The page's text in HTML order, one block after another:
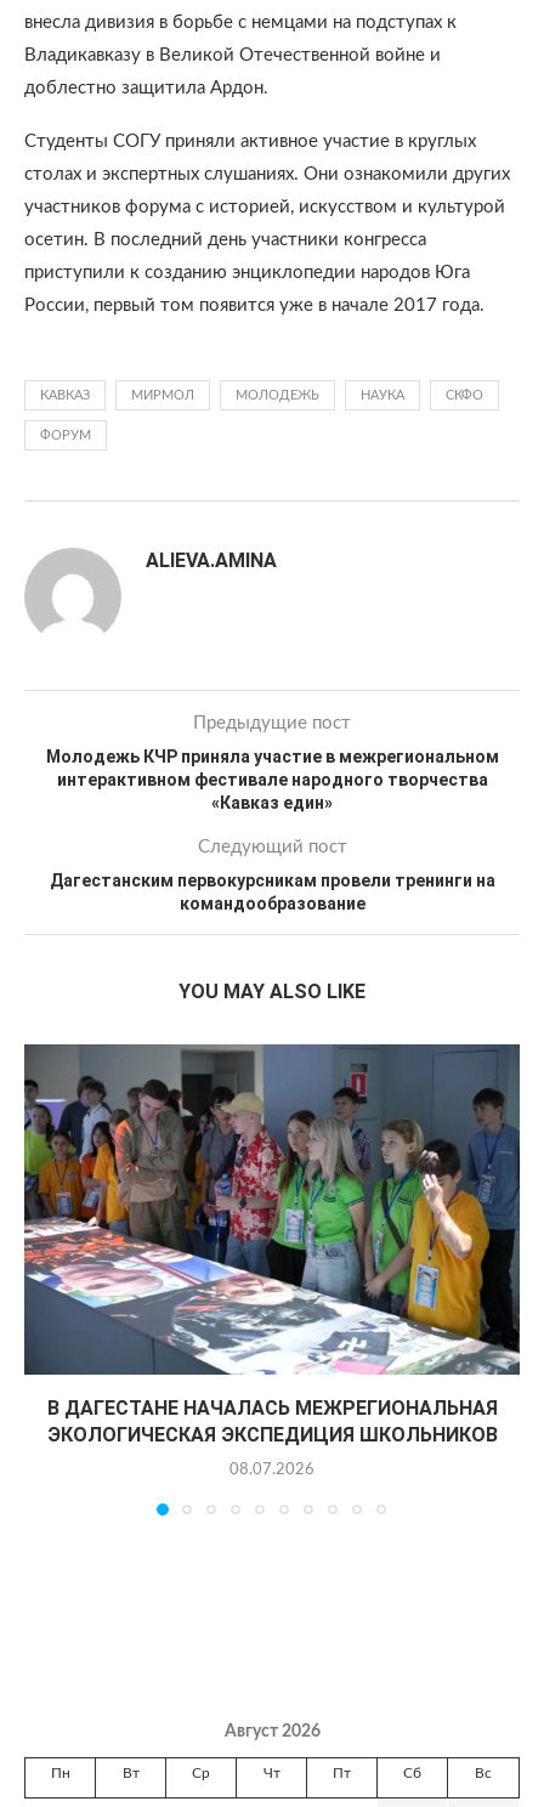
внесла дивизия в борьбе с немцами на подступах к
Владикавказу в Великой Отечественной войне и
доблестно защитила Ардон.
Студенты СОГУ приняли активное участие в круглых
столах и экспертных слушаниях. Они ознакомили других
участников форума с историей, искусством и культурой
осетин. В последний день участники конгресса
приступили к созданию энциклопедии народов Юга
России, первый том появится уже в начале 2017 года.
КАВКАЗ МИРМОЛ МОЛОДЕЖЬ НАУКА СКФО
ФОРУМ
ALIEVA.AMINA
Предыдущие пост
Молодежь КЧР приняла участие в межрегиональном
интерактивном фестивале народного творчества
«Кавказ един»
Следующий пост
Дагестанским первокурсникам провели тренинги на
командообразование
YOU MAY ALSO LIKE
В ДАГЕСТАНЕ НАЧАЛАСЬ МЕЖРЕГИОНАЛЬНАЯ
ЭКОЛОГИЧЕСКАЯ ЭКСПЕДИЦИЯ ШКОЛЬНИКОВ
08.07.2026
Август 2026
Пн Вт Ср Чт Пт Сб Вс